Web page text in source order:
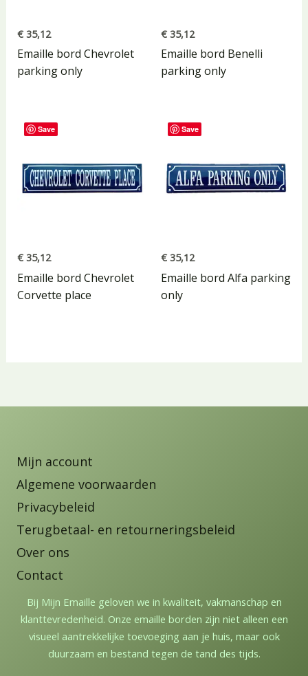
€35,12
Emaille bord Chevrolet
parking only
€ 35,12
Emaille bord Benelli
parking only
Save
€35,12
Emaille bord Chevrolet
Corvette place
Save
€ 35,12
Emaille bord Alfa parking
only
Mijn account
Algemene voorwaarden
Privacybeleid
Terugbetaal- en retourneringsbeleid
Over ons
Contact
Bij Mijn Emaille geloven we in kwaliteit, vakmanschap en
klanttevredenheid. Onze emaille borden zijn niet alleen een
visueel aantrekkelijke toevoeging aan je huis, maar ook
duurzaam en bestand tegen de tand des tijds.